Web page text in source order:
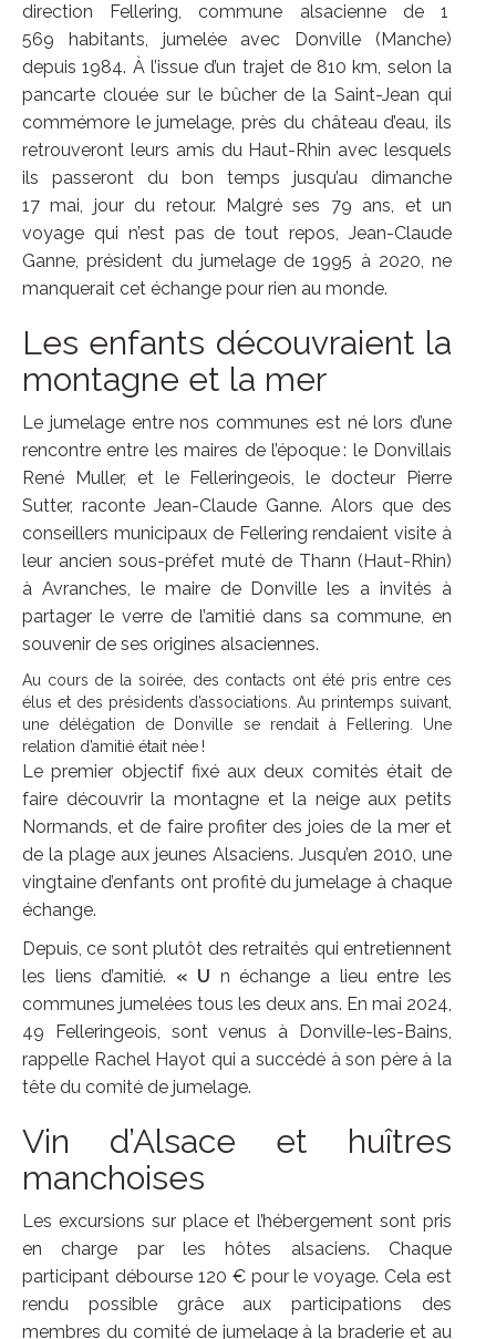
direction Fellering, commune alsacienne de 1
569 habitants, jumelée avec Donville (Manche)
depuis 1984. À l’issue d’un trajet de 810 km, selon la
pancarte clouée sur le bûcher de la Saint-Jean qui
commémore le jumelage, près du château d’eau, ils
retrouveront leurs amis du Haut-Rhin avec lesquels
ils passeront du bon temps jusqu’au dimanche
17 mai, jour du retour. Malgré ses 79 ans, et un
voyage qui n’est pas de tout repos, Jean-Claude
Ganne, président du jumelage de 1995 à 2020, ne
manquerait cet échange pour rien au monde.
Les enfants découvraient la
montagne et la mer
Le jumelage entre nos communes est né lors d’une
rencontre entre les maires de l’époque : le Donvillais
René Muller, et le Felleringeois, le docteur Pierre
Sutter, raconte Jean-Claude Ganne. Alors que des
conseillers municipaux de Fellering rendaient visite à
leur ancien sous-préfet muté de Thann (Haut-Rhin)
à Avranches, le maire de Donville les a invités à
partager le verre de l’amitié dans sa commune, en
souvenir de ses origines alsaciennes.
Au cours de la soirée, des contacts ont été pris entre ces
élus et des présidents d’associations. Au printemps suivant,
une délégation de Donville se rendait à Fellering. Une
relation d’amitié était née !
Le premier objectif fixé aux deux comités était de
faire découvrir la montagne et la neige aux petits
Normands, et de faire profiter des joies de la mer et
de la plage aux jeunes Alsaciens. Jusqu’en 2010, une
vingtaine d’enfants ont profité du jumelage à chaque
échange.
Depuis, ce sont plutôt des retraités qui entretiennent
les liens d’amitié. « U n échange a lieu entre les
communes jumelées tous les deux ans. En mai 2024,
49 Felleringeois, sont venus à Donville-les-Bains,
rappelle Rachel Hayot qui a succédé à son père à la
tête du comité de jumelage.
Vin d’Alsace et huîtres
manchoises
Les excursions sur place et l’hébergement sont pris
en charge par les hôtes alsaciens. Chaque
participant débourse 120 € pour le voyage. Cela est
rendu possible grâce aux participations des
membres du comité de jumelage à la braderie et au